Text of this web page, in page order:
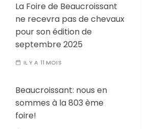
La Foire de Beaucroissant
ne recevra pas de chevaux
pour son édition de
septembre 2025
IL Y A 11 MOIS
Beaucroissant: nous en
sommes à la 803 ème
foire!